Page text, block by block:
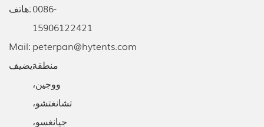
يضيف:منطقة
ووجين،
تشانغتشو،
جيانغسو،
هاتف:0086-
15906122421
Mail: peterpan@hytents.com